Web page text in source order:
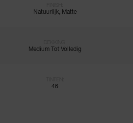
Natuurlijk, Matte
Medium Tot Volledig
46